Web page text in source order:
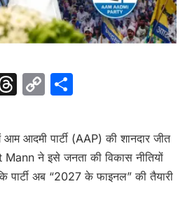
Threads
Copy
आदमी पार्टी (AAP) की शानदार जीत
ने इसे जनता की विकास नीतियों
पार्टी अब “2027 के फाइनल” की तैयारी